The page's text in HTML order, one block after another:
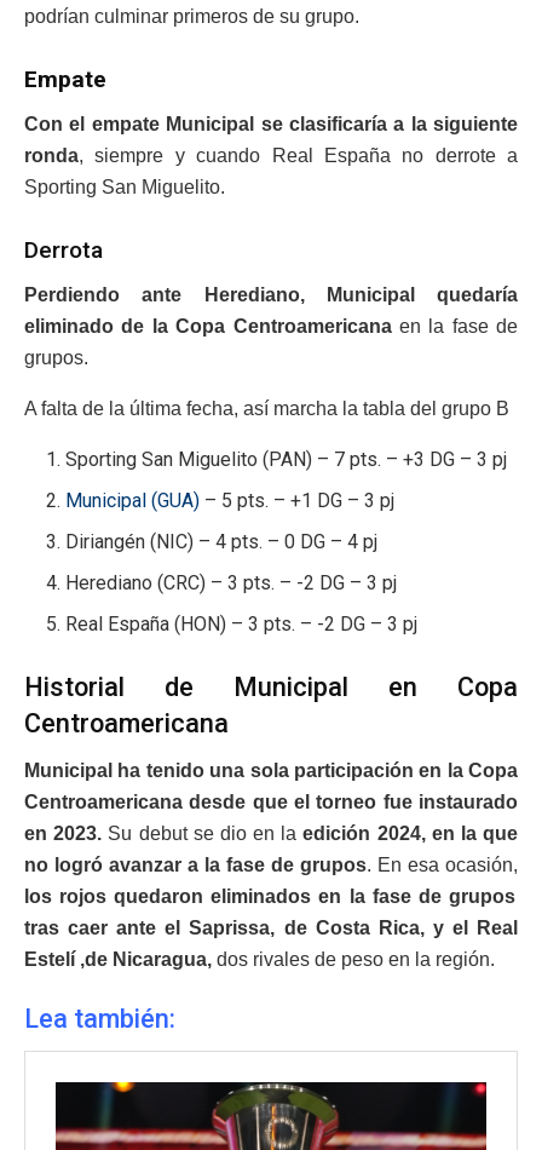
podrían culminar primeros de su grupo.
Empate
Con el empate Municipal se clasificaría a la siguiente
ronda, siempre y cuando Real España no derrote a
Sporting San Miguelito.
Derrota
Perdiendo ante Herediano, Municipal quedaría
eliminado de la Copa Centroamericanaen la fase de
grupos.
A falta de la última fecha, así marcha la tabla del grupo B
Sporting San Miguelito (PAN) – 7 pts. – +3 DG – 3 pj
Municipal (GUA) – 5 pts. – +1 DG – 3 pj
Diriangén (NIC) – 4 pts. – 0 DG – 4 pj
Herediano (CRC) – 3 pts. – -2 DG – 3 pj
Real España (HON) – 3 pts. – -2 DG – 3 pj
Historial de Municipal en Copa
Centroamericana
Municipal ha tenido una sola participación en la Copa
Centroamericana desde que el torneo fue instaurado
en 2023. Su debut se dio en la edición 2024, en la que
no logró avanzar a la fase de grupos. En esa ocasión,
los rojos quedaron eliminados en la fase de grupos
tras caer ante el Saprissa, de Costa Rica, y el Real
Estelí ,de Nicaragua, dos rivales de peso en la región.
Lea también: